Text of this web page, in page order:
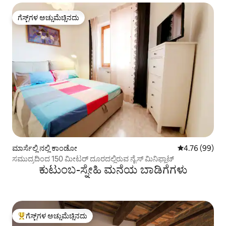
ಗೆಸ್ಟ್‌ಗಳ ಅಚ್ಚುಮೆಚ್ಚಿನದು
ಗೆಸ್ಟ್‌ಗಳ ಅಚ್ಚುಮೆಚ್ಚಿನದು
ಮಾರ್ಸೆಲ್ಲಿ ನಲ್ಲಿ ಕಾಂಡೋ 5 ರಲ್ಲಿ 4.76
4.76 (99)
ಸಮುದ್ರದಿಂದ 150 ಮೀಟರ್ ದೂರದಲ್ಲಿರುವ ನೈಸ್ ಮಿನಿಫ್ಲಾಟ್
ಕುಟುಂಬ-ಸ್ನೇಹಿ ಮನೆಯ ಬಾಡಿಗೆಗಳು
ಗೆಸ್ಟ್‌ಗಳಿಗೆ ಅತಿ ಹೆಚ್ಚು ಅಚ್ಚುಮೆಚ್ಚಿನದು
ಗೆಸ್ಟ್‌ಗಳ ಅಚ್ಚುಮೆಚ್ಚಿನದು